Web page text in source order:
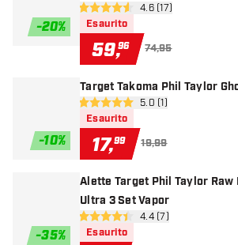
-20%
Darts
apri pannello
4.6 stelle di valutazione
4.6 (17)
Esaurito
59,96 74,95
-10%
Target Takoma Phil Taylor
apri pannello
5 stelle di valutazione
5.0 (1)
Esaurito
17,99 19,99
-35%
Alette Target Phil Taylor Raw
Ultra 3 Set Vapor
apri pannello
4.4 stelle di valutazione
4.4 (7)
Esaurito